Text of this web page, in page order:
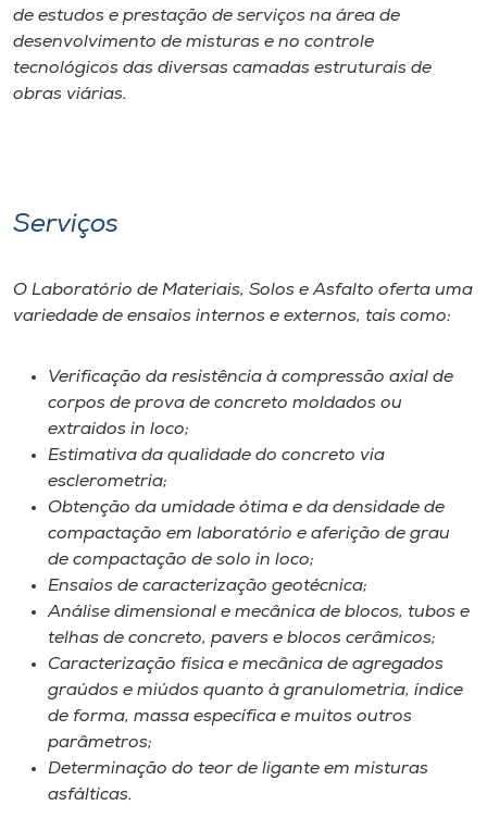
de estudos e prestação de serviços na área de
desenvolvimento de misturas e no controle
tecnológicos das diversas camadas estruturais de
obras viárias.
Serviços
O Laboratório de Materiais, Solos e Asfalto oferta uma
variedade de ensaios internos e externos, tais como:
Verificação da resistência à compressão axial de
corpos de prova de concreto moldados ou
extraídos in loco;
Estimativa da qualidade do concreto via
esclerometria;
Obtenção da umidade ótima e da densidade de
compactação em laboratório e aferição de grau
de compactação de solo in loco;
Ensaios de caracterização geotécnica;
Análise dimensional e mecânica de blocos, tubos e
telhas de concreto, pavers e blocos cerâmicos;
Caracterização física e mecânica de agregados
graúdos e miúdos quanto à granulometria, índice
de forma, massa específica e muitos outros
parâmetros;
Determinação do teor de ligante em misturas
asfálticas.